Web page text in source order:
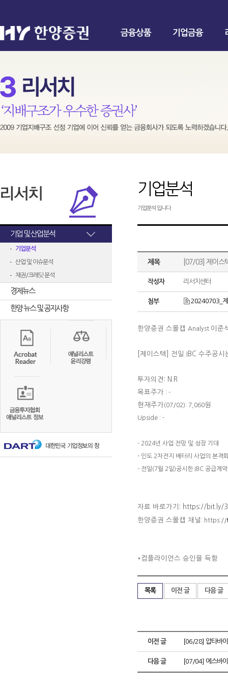
금융상품 기업금융
기업 및 산업분석
기업분석
산업 및 이슈분석
채권/크레딧 분석
경제뉴스
한양 뉴스 및 공지사항
기업분석
기업분석 입니다.
제목 [07/03] 제이스
작성자 리서치센터
첨부 20240703_
한양증권 스몰캡 Analyst 이준
[제이스텍] 전일 IBC 수주공시
투자의견: N.R
목표주가 : -
현재주가(07/02): 7,060원
Upside : -
- 2024년 사업 전망 및 성장 기대
- 인도 2차전지 배터리 사업의 본격
- 전일(7월 2일)공시한 IBC 공급계
자료 바로가기: https://bit.ly/
한양증권 스몰캡 채널 : https://
*컴플라이언스 승인을 득함
목록 이전 글 다음 글
이전 글 [06/28] 압타바
다음 글 [07/04] 에스바